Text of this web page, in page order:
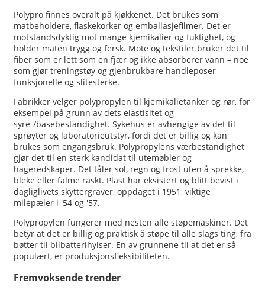
Polypro finnes overalt på kjøkkenet. Det brukes som
matbeholdere, flaskekorker og emballasjefilmer. Det er
motstandsdyktig mot mange kjemikalier og fuktighet, og
holder maten trygg og fersk. Mote og tekstiler bruker det til
fiber som er lett som en fjær og ikke absorberer vann – noe
som gjør treningstøy og gjenbrukbare handleposer
funksjonelle og slitesterke.
Fabrikker velger polypropylen til kjemikalietanker og rør, for
eksempel på grunn av dets elastisitet og
syre-/basebestandighet. Sykehus er avhengige av det til
sprøyter og laboratorieutstyr, fordi det er billig og kan
brukes som engangsbruk. Polypropylens værbestandighet
gjør det til en sterk kandidat til utemøbler og
hageredskaper. Det tåler sol, regn og frost uten å sprekke,
bleke eller falme raskt. Plast har eksistert og blitt bevist i
dagliglivets skyttergraver, oppdaget i 1951, viktige
milepæler i '54 og '57.
Polypropylen fungerer med nesten alle støpemaskiner. Det
betyr at det er billig og praktisk å støpe til alle slags ting, fra
bøtter til bilbatterihylser. En av grunnene til at det er så
populært, er produksjonsfleksibiliteten.
Fremvoksende trender